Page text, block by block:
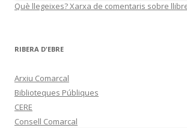
Què llegeixes? Xarxa de comentaris sobre
RIBERA D'EBRE
Arxiu Comarcal
Biblioteques Públiques
CERE
Consell Comarcal